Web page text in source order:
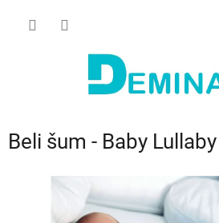
Beli šum - Baby Lullaby